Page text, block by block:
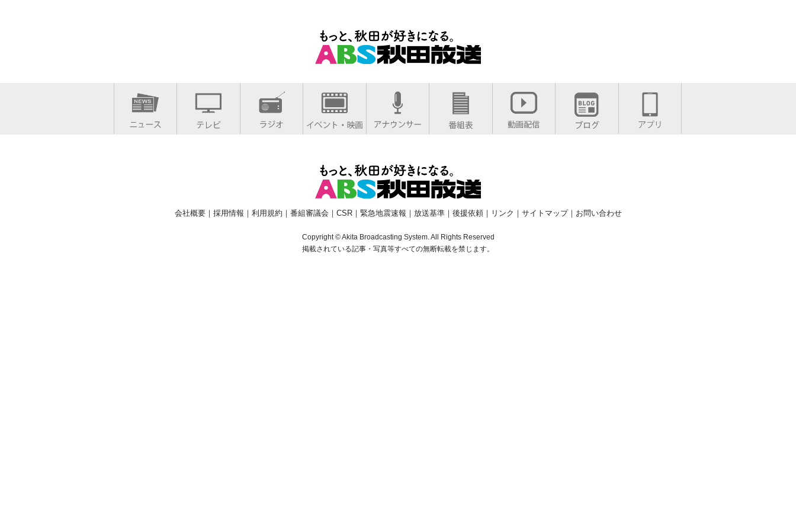
会社概要｜ 採用情報 ｜ 利用規約 ｜ 番組審議会 ｜ CSR｜ 緊急地震速報 ｜ 放送基準｜ 後援依頼｜ リンク ｜ サイトマップ｜ お問い合わせ
Copyright © Akita Broadcasting System. All Rights Reserved
掲載されている記事・写真等すべての無断転載を禁じます。